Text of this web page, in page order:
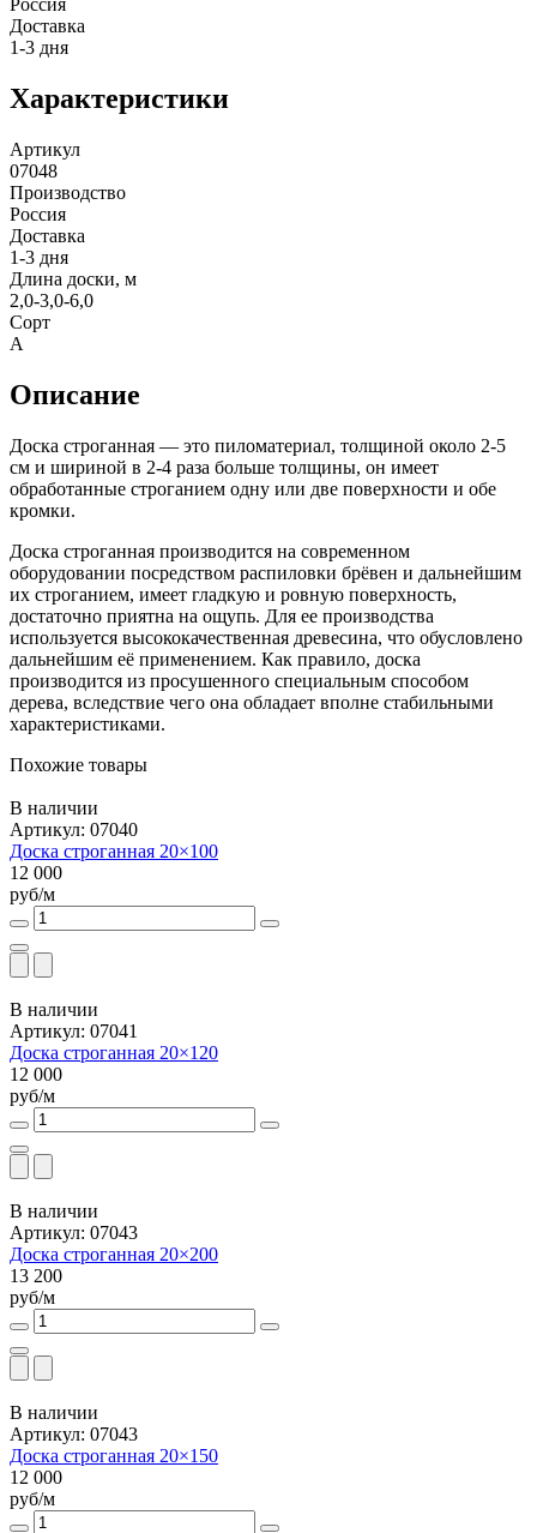
Доставка
1-3 дня
Характеристики
Артикул
07048
Производство
Россия
Доставка
1-3 дня
Длина доски, м
2,0-3,0-6,0
Сорт
А
Описание
Доска строганная — это пиломатериал, толщиной около 2-5
см и шириной в 2-4 раза больше толщины, он имеет
обработанные строганием одну или две поверхности и обе
кромки.
Доска строганная производится на современном
оборудовании посредством распиловки брёвен и дальнейшим
их строганием, имеет гладкую и ровную поверхность,
достаточно приятна на ощупь. Для ее производства
используется высококачественная древесина, что обусловлено
дальнейшим её применением. Как правило, доска
производится из просушенного специальным способом
дерева, вследствие чего она обладает вполне стабильными
характеристиками.
Похожие товары
В наличии
Артикул: 07040
Доска строганная 20×100
12 000
руб/м
В наличии
Артикул: 07041
Доска строганная 20×120
12 000
руб/м
В наличии
Артикул: 07043
Доска строганная 20×200
13 200
руб/м
В наличии
Артикул: 07043
Доска строганная 20×150
12 000
руб/м